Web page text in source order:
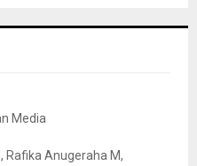
Media
Rafika Anugeraha M,